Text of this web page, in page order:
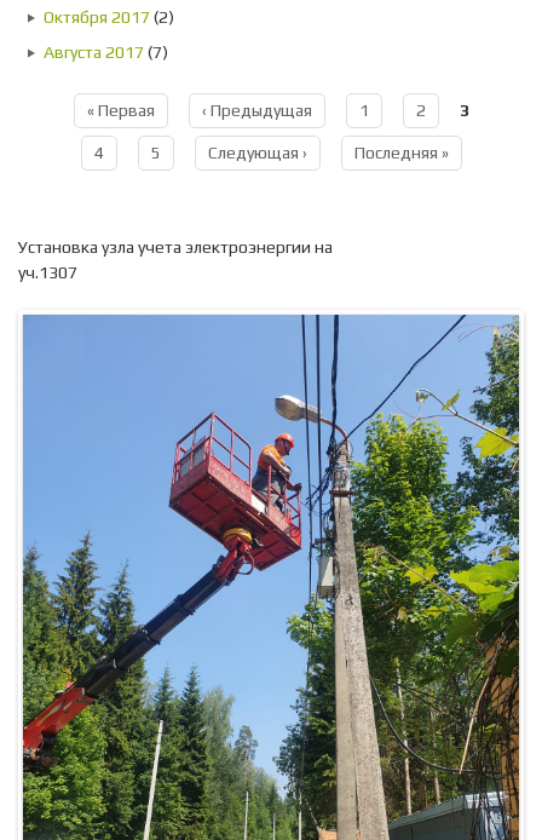
Октября 2017 (2)
Августа 2017 (7)
Страницы
« Первая ‹ Предыдущая 1 2 3
4 5 Следующая › Последняя »
Установка узла учета электроэнергии на
уч.1307